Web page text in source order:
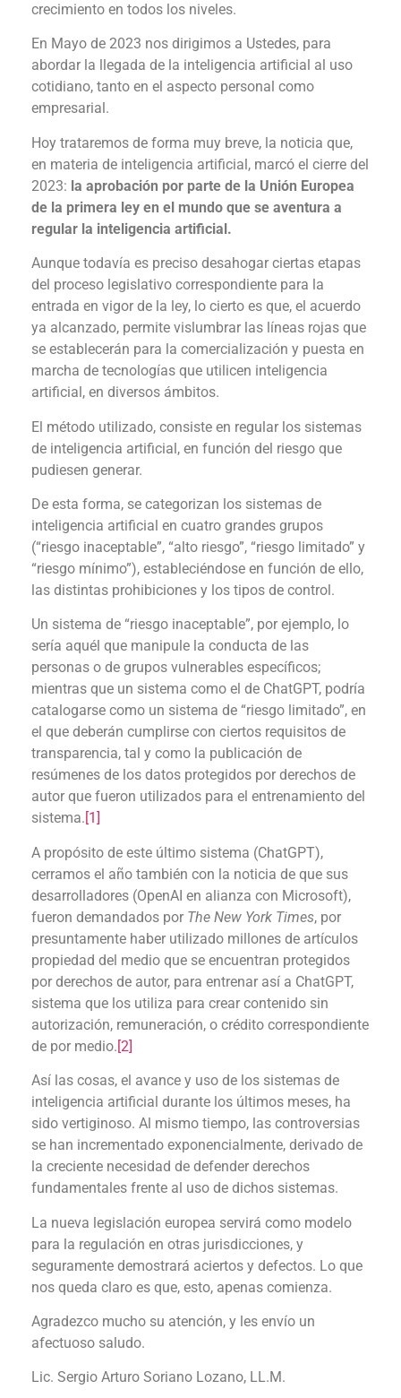
crecimiento en todos los niveles.
En Mayo de 2023 nos dirigimos a Ustedes, para
abordar la llegada de la inteligencia artificial al uso
cotidiano, tanto en el aspecto personal como
empresarial.
Hoy trataremos de forma muy breve, la noticia que,
en materia de inteligencia artificial, marcó el cierre del
2023: la aprobación por parte de la Unión Europea
de la primera ley en el mundo que se aventura a
regular la inteligencia artificial.
Aunque todavía es preciso desahogar ciertas etapas
del proceso legislativo correspondiente para la
entrada en vigor de la ley, lo cierto es que, el acuerdo
ya alcanzado, permite vislumbrar las líneas rojas que
se establecerán para la comercialización y puesta en
marcha de tecnologías que utilicen inteligencia
artificial, en diversos ámbitos.
El método utilizado, consiste en regular los sistemas
de inteligencia artificial, en función del riesgo que
pudiesen generar.
De esta forma, se categorizan los sistemas de
inteligencia artificial en cuatro grandes grupos
(“riesgo inaceptable”, “alto riesgo”, “riesgo limitado” y
“riesgo mínimo”), estableciéndose en función de ello,
las distintas prohibiciones y los tipos de control.
Un sistema de “riesgo inaceptable”, por ejemplo, lo
sería aquél que manipule la conducta de las
personas o de grupos vulnerables específicos;
mientras que un sistema como el de ChatGPT, podría
catalogarse como un sistema de “riesgo limitado”, en
el que deberán cumplirse con ciertos requisitos de
transparencia, tal y como la publicación de
resúmenes de los datos protegidos por derechos de
autor que fueron utilizados para el entrenamiento del
sistema. [1]
A propósito de este último sistema (ChatGPT),
cerramos el año también con la noticia de que sus
desarrolladores (OpenAI en alianza con Microsoft),
fueron demandados por The New York Times, por
presuntamente haber utilizado millones de artículos
propiedad del medio que se encuentran protegidos
por derechos de autor, para entrenar así a ChatGPT,
sistema que los utiliza para crear contenido sin
autorización, remuneración, o crédito correspondiente
de por medio.[2]
Así las cosas, el avance y uso de los sistemas de
inteligencia artificial durante los últimos meses, ha
sido vertiginoso. Al mismo tiempo, las controversias
se han incrementado exponencialmente, derivado de
la creciente necesidad de defender derechos
fundamentales frente al uso de dichos sistemas.
La nueva legislación europea servirá como modelo
para la regulación en otras jurisdicciones, y
seguramente demostrará aciertos y defectos. Lo que
nos queda claro es que, esto, apenas comienza.
Agradezco mucho su atención, y les envío un
afectuoso saludo.
Lic. Sergio Arturo Soriano Lozano, LL.M.